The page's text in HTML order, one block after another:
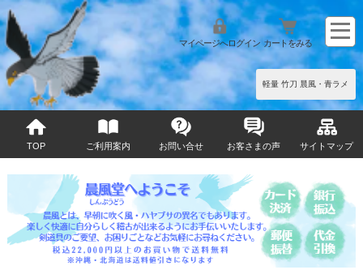
軽量 竹刀 晨風・青ラメ
マイページへログイン カートをみる
TOP ご利用案内 お問い合せ お客さまの声 サイトマップ